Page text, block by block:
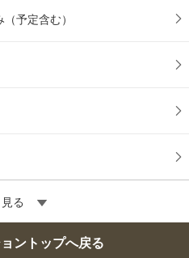
予定含む）
る
ントップへ戻る